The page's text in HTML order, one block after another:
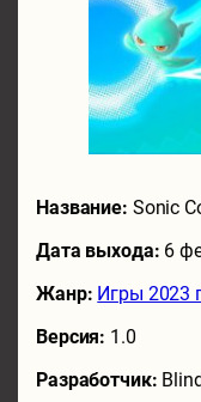
Название: Sonic
Дата выхода: 6
Жанр: Игры 2023
Версия: 1.0
Разработчик: